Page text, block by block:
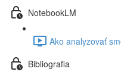
NotebookLM
Ako analyzovať
Bibliografia